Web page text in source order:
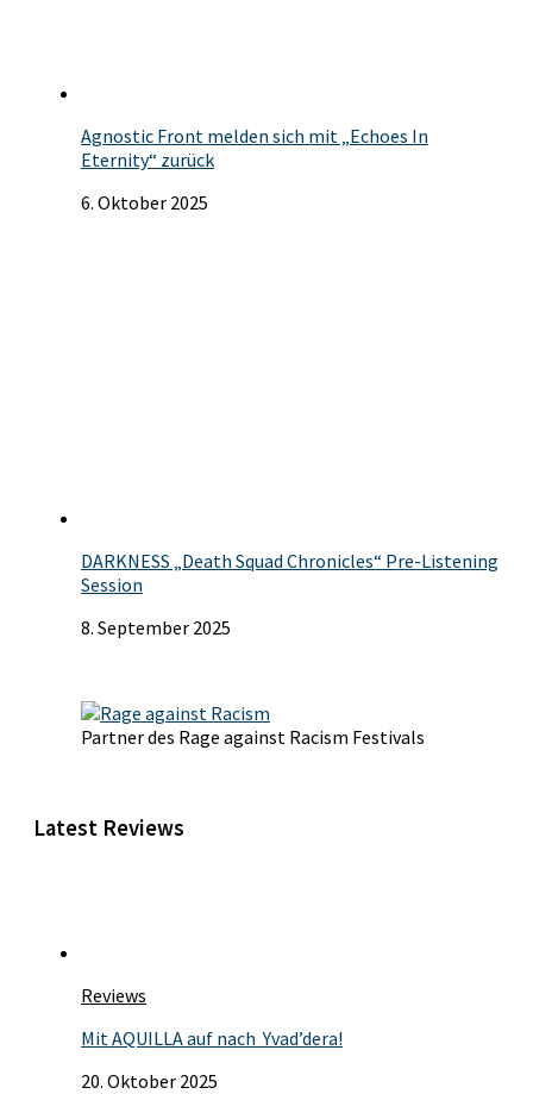
Agnostic Front melden sich mit „Echoes In
Eternity“ zurück
6. Oktober 2025
DARKNESS „Death Squad Chronicles“ Pre-Listening
Session
8. September 2025
Partner des Rage against Racism Festivals
Latest Reviews
Reviews
Mit AQUILLA auf nach Yvad’dera!
20. Oktober 2025